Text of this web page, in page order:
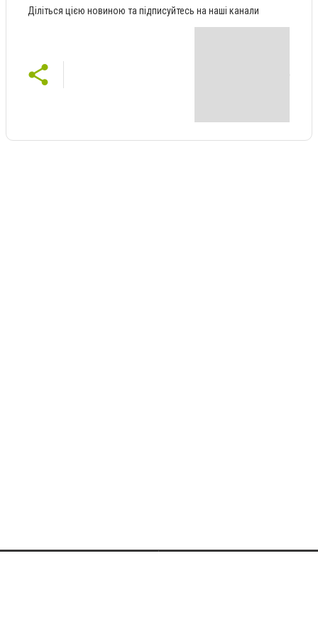
Діліться цією новиною та підписуйтесь на наші канали